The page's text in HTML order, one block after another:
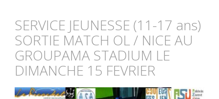
SERVICE JEUNESSE (11-17 ans)
SORTIE MATCH OL / NICE AU
GROUPAMA STADIUM LE
DIMANCHE 15 FEVRIER